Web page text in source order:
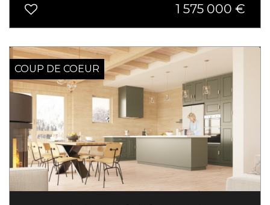
1 575 000 €
COUP DE COEUR